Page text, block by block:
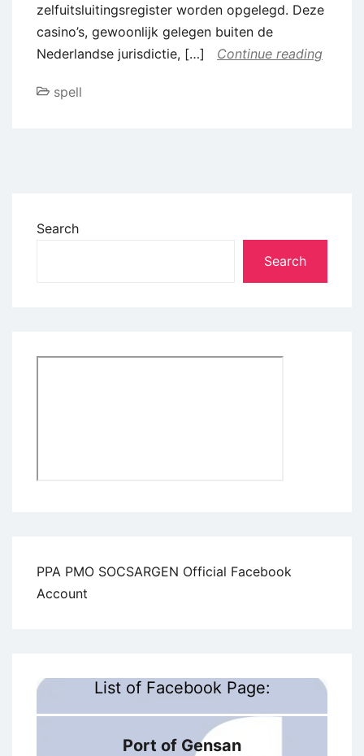
zelfuitsluitingsregister worden opgelegd. Deze
casino’s, gewoonlijk gelegen buiten de
Nederlandse jurisdictie, […]
Continue reading
spell
Search
Search
PPA PMO SOCSARGEN Official Facebook
Account
List of Facebook Page:
Port of Gensan